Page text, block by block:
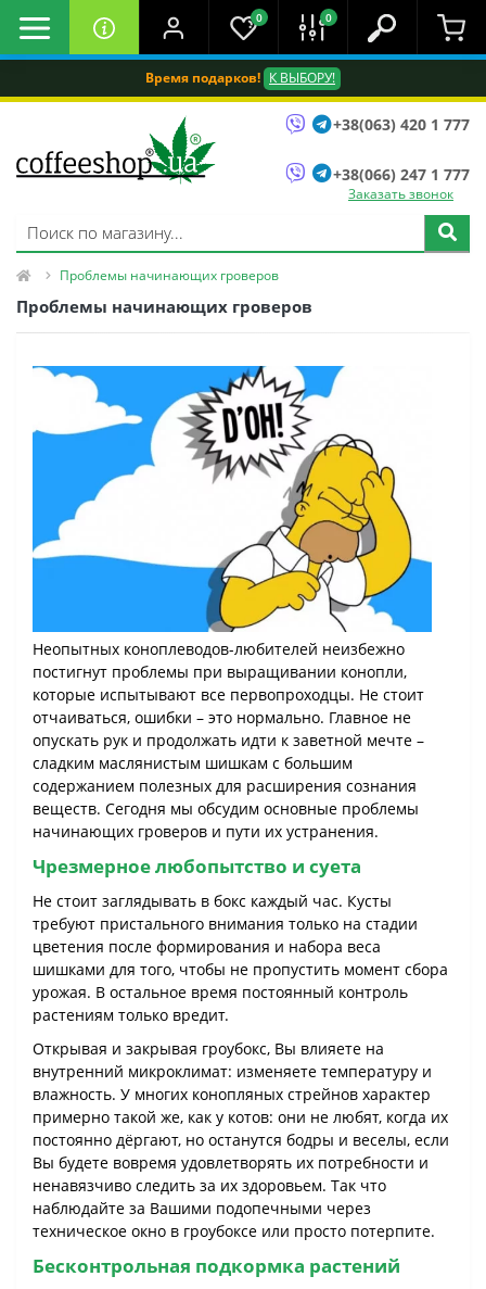
Время подарков! К ВЫБОРУ!
0 0
+38(063) 420 1 777
+38(066) 247 1 777
Заказать звонок
Проблемы начинающих гроверов
Проблемы начинающих гроверов
Неопытных коноплеводов-любителей неизбежно
постигнут проблемы при выращивании конопли,
которые испытывают все первопроходцы. Не стоит
отчаиваться, ошибки – это нормально. Главное не
опускать рук и продолжать идти к заветной мечте –
сладким маслянистым шишкам с большим
содержанием полезных для расширения сознания
веществ. Сегодня мы обсудим основные проблемы
начинающих гроверов и пути их устранения.
Чрезмерное любопытство и суета
Не стоит заглядывать в бокс каждый час. Кусты
требуют пристального внимания только на стадии
цветения после формирования и набора веса
шишками для того, чтобы не пропустить момент сбора
урожая. В остальное время постоянный контроль
растениям только вредит.
Открывая и закрывая гроубокс, Вы влияете на
внутренний микроклимат: изменяете температуру и
влажность. У многих конопляных стрейнов характер
примерно такой же, как у котов: они не любят, когда их
постоянно дёргают, но останутся бодры и веселы, если
Вы будете вовремя удовлетворять их потребности и
ненавязчиво следить за их здоровьем. Так что
наблюдайте за Вашими подопечными через
техническое окно в гроубоксе или просто потерпите.
Бесконтрольная подкормка растений